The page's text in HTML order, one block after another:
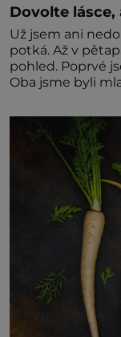
Dovolte lásce,
Už jsem ani
potká. Až v
pohled. Poprvé
Oba jsme byli
zaopatřený
nesvědčilo, brzy